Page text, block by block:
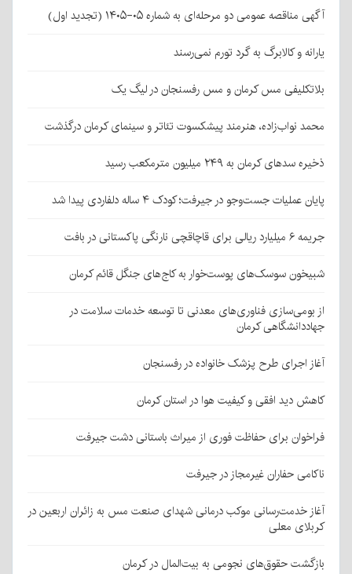
آگهی مناقصه عمومی دو مرحله‌ای به شماره ۰۵-۱۴۰۵ (تجدید اول)
یارانه و کالابرگ به گرد تورم نمی‌رسند
بلاتکلیفی مس کرمان و مس رفسنجان در لیگ یک
محمد نواب‌زاده، هنرمند پیشکسوت تئاتر و سینمای کرمان درگذشت
ذخیره سدهای کرمان به ۲۴۹ میلیون مترمکعب رسید
پایان عملیات جست‌وجو در جیرفت؛ کودک ۴ ساله دلفاردی پیدا شد
جریمه ۶ میلیارد ریالی برای قاچاقچی نارنگی پاکستانی در بافت
شبیخون سوسک‌های پوست‌خوار به کاج‌های جنگل قائم کرمان
از بومی‌سازی فناوری‌های معدنی تا توسعه خدمات سلامت در
جهاددانشگاهی کرمان
آغاز اجرای طرح پزشک خانواده در رفسنجان
کاهش دید افقی و کیفیت هوا در استان کرمان
فراخوان برای حفاظت فوری از میراث باستانی دشت جیرفت
ناکامی حفاران غیرمجاز در جیرفت
آغاز خدمت‌رسانی موکب درمانی شهدای صنعت مس به زائران اربعین در
کربلای معلی
بازگشت حقوق‌های نجومی به بیت‌المال در کرمان